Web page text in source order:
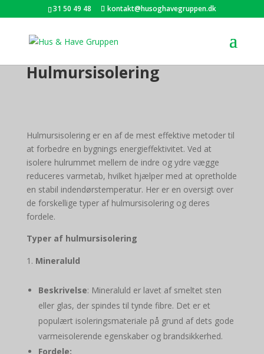
31 50 49 48 kontakt@husoghavegruppen.dk
Hulmursisolering
Hulmursisolering er en af de mest effektive metoder til
at forbedre en bygnings energieffektivitet. Ved at
isolere hulrummet mellem de indre og ydre vægge
reduceres varmetab, hvilket hjælper med at opretholde
en stabil indendørstemperatur. Her er en oversigt over
de forskellige typer af hulmursisolering og deres
fordele.
Typer af hulmursisolering
Mineraluld
Beskrivelse: Mineraluld er lavet af smeltet sten
eller glas, der spindes til tynde fibre. Det er et
populært isoleringsmateriale på grund af dets gode
varmeisolerende egenskaber og brandsikkerhed.
Fordele: